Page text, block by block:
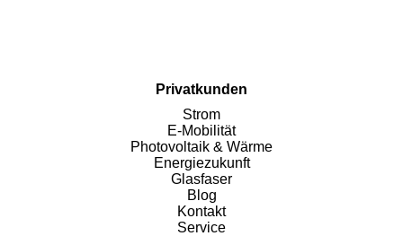
Privatkunden
Strom
E-Mobilität
Photovoltaik & Wärme
Energiezukunft
Glasfaser
Blog
Kontakt
Service